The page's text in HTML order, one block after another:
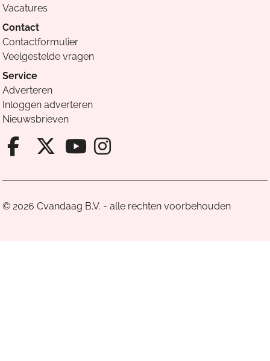
Vacatures
Contact
Contactformulier
Veelgestelde vragen
Service
Adverteren
Inloggen adverteren
Nieuwsbrieven
Facebook van Cvandaag
X van Cvandaag
Instagram van
© 2026 Cvandaag B.V. - alle rechten voorbehouden